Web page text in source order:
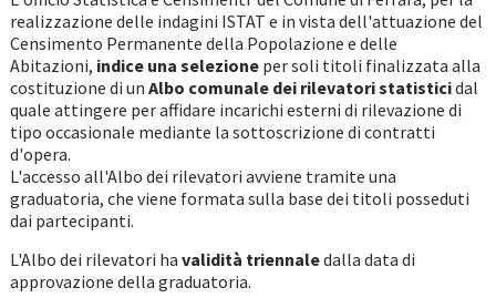
realizzazione delle indagini ISTAT e in vista dell'attuazione del
Censimento Permanente della Popolazione e delle
Abitazioni, indice una selezione per soli titoli finalizzata alla
costituzione di un Albo comunale dei rilevatori statisticidal
quale attingere per affidare incarichi esterni di rilevazione di
tipo occasionale mediante la sottoscrizione di contratti
d'opera.
L'accesso all'Albo dei rilevatori avviene tramite una
graduatoria, che viene formata sulla base dei titoli posseduti
dai partecipanti.
L'Albo dei rilevatori ha validità triennaledalla data di
approvazione della graduatoria.